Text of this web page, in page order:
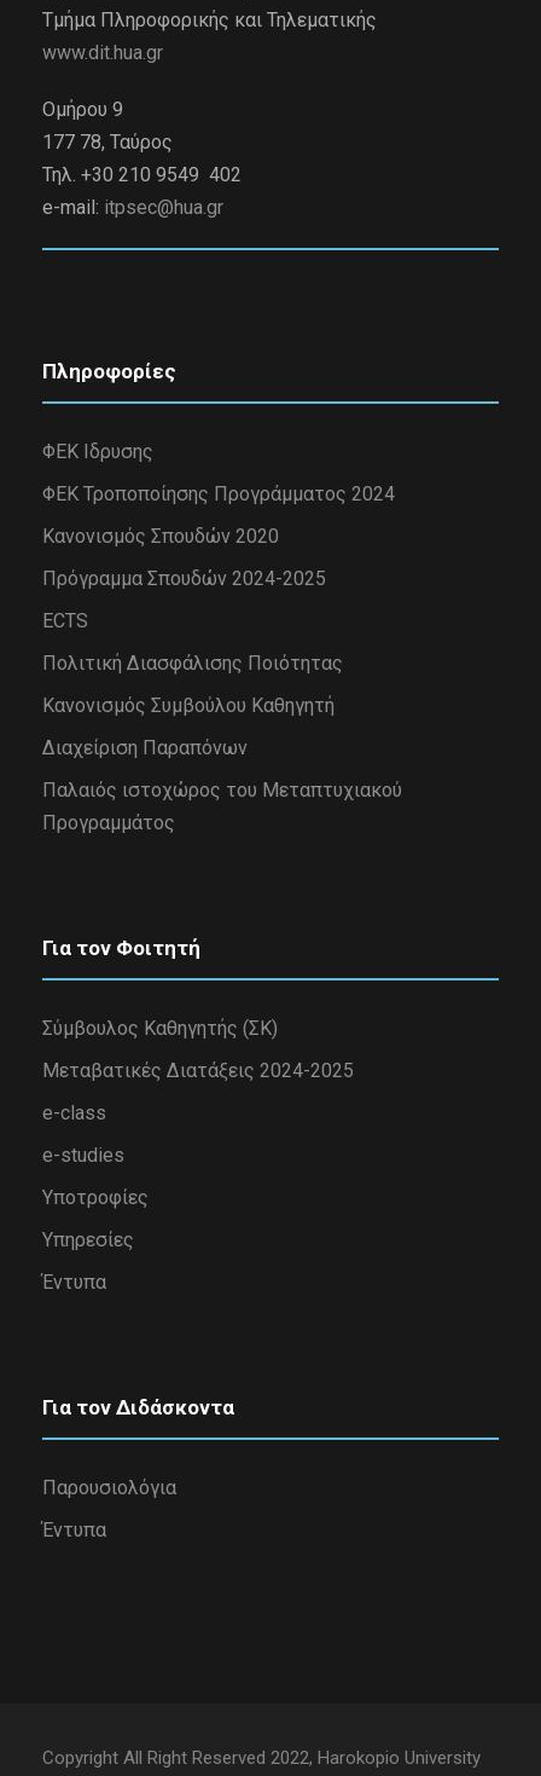
Τμήμα Πληροφορικής και Τηλεματικής
www.dit.hua.gr
Ομήρου 9
177 78, Ταύρος
Τηλ. +30 210 9549 402
e-mail: itpsec@hua.gr
Πληροφορίες
ΦΕΚ Ιδρυσης
ΦΕΚ Τροποποίησης Προγράμματος 2024
Κανονισμός Σπουδών 2020
Πρόγραμμα Σπουδών 2024-2025
ECTS
Πολιτική Διασφάλισης Ποιότητας
Κανονισμός Συμβούλου Καθηγητή
Διαχείριση Παραπόνων
Παλαιός ιστοχώρος του Μεταπτυχιακού
Προγραμμάτος
Για τον Φοιτητή
Σύμβουλος Καθηγητής (ΣΚ)
Μεταβατικές Διατάξεις 2024-2025
e-class
e-studies
Υποτροφίες
Υπηρεσίες
Έντυπα
Για τον Διδάσκοντα
Παρουσιολόγια
Έντυπα
Copyright All Right Reserved 2022, Harokopio University